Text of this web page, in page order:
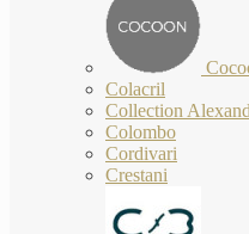
Colacril
Collection
Colombo
Cordivari
Crestani